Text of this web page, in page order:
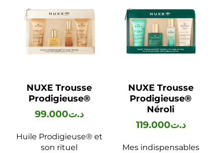
NUXE Trousse
Prodigieuse®
د.ت99.000
Huile Prodigieuse® et
son rituel
NUXE Trousse
Prodigieuse®
Néroli
د.ت119.000
Mes indispensables